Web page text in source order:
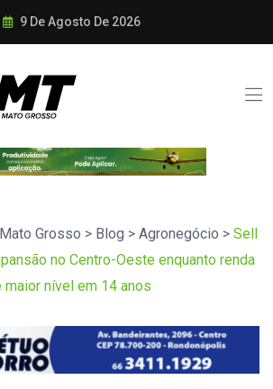
9 De Agosto De 2026
Grosso > Blog > Agronegócio > Sell
no Centro-Oeste enquanto renda
nível em 14 anos